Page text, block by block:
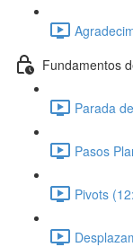
Fundamentos
Parada
Pasos
Pivots